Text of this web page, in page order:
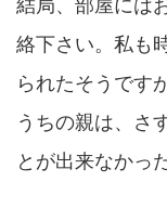
絡下さい。私も
られたそうですが
うちの親は、さ
とが出来なかっ